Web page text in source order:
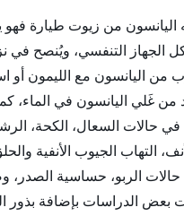
اليانسون من زيوت طيارة فهو
الجهاز التنفسي، ويُنصح في
من اليانسون مع الليمون أو
من غَلي اليانسون في الماء،
في حالات السعال، الكحة،
التهاب الجيوب الأنفية
حالات الربو، حساسية الصدر،
بعض الدراسات بإضافة بذور